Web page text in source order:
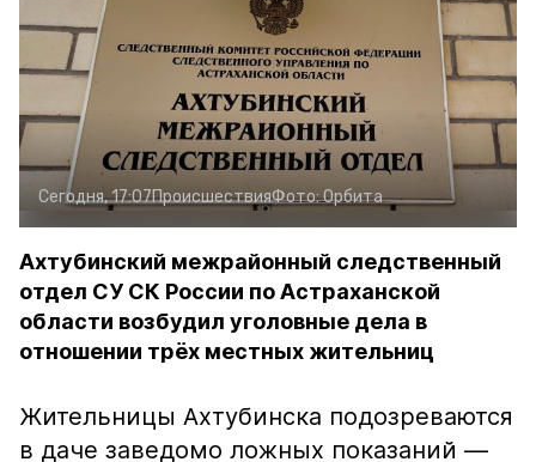
Сегодня, 17:07ПроисшествияФото:Орбита
Ахтубинский межрайонный следственный
отдел СУ СК России по Астраханской
области возбудил уголовные дела в
отношении трёх местных жительниц
Жительницы Ахтубинска подозреваются
в даче заведомо ложных показаний —